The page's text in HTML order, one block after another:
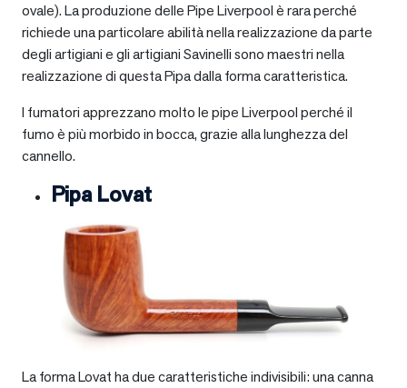
ovale). La produzione delle Pipe Liverpool è rara perché
richiede una particolare abilità nella realizzazione da parte
degli artigiani e gli artigiani Savinelli sono maestri nella
realizzazione di questa Pipa dalla forma caratteristica.
I fumatori apprezzano molto le pipe Liverpool perché il
fumo è più morbido in bocca, grazie alla lunghezza del
cannello.
Pipa Lovat
La forma Lovat ha due caratteristiche indivisibili: una canna